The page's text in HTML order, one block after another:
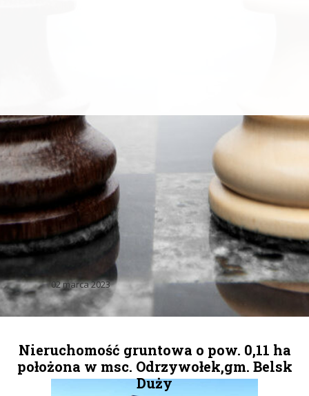
02 marca 2023
Nieruchomość gruntowa o pow. 0,11 ha
położona w msc. Odrzywołek,gm. Belsk
Duży